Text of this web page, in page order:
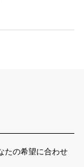
たの希望に合わせ